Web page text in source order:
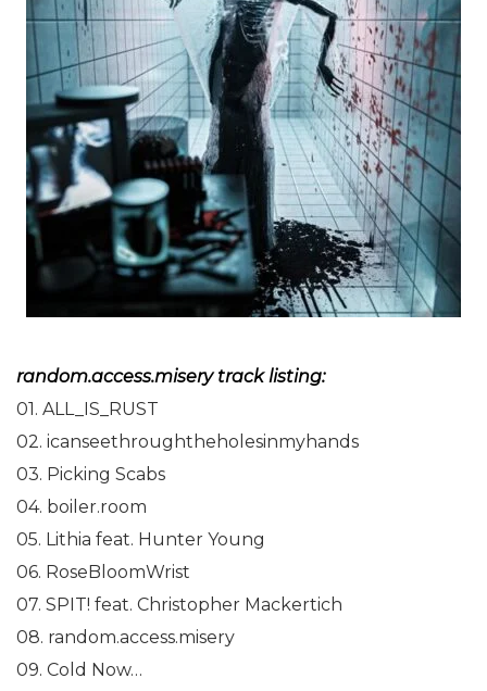
random.access.misery track listing:
01. ALL_IS_RUST
02. icanseethroughtheholesinmyhands
03. Picking Scabs
04. boiler.room
05. Lithia feat. Hunter Young
06. RoseBloomWrist
07. SPIT! feat. Christopher Mackertich
08. random.access.misery
09. Cold Now…